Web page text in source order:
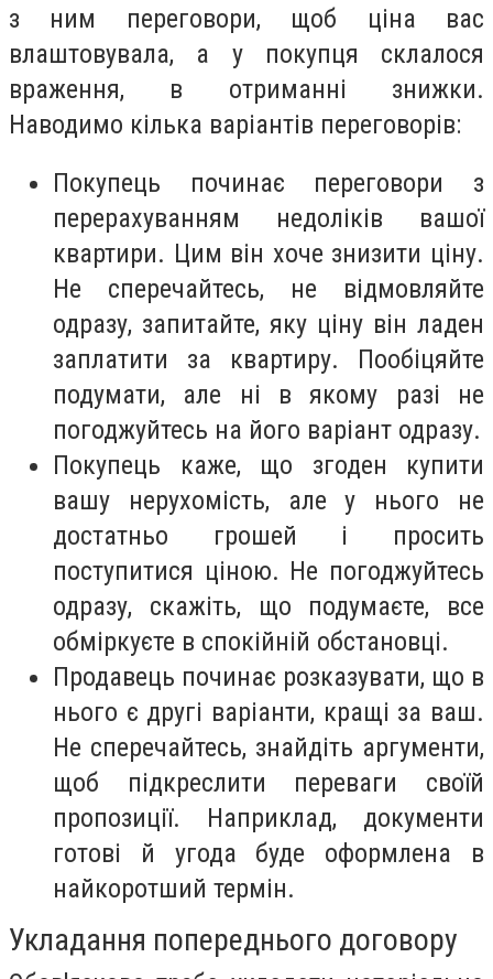
з ним переговори, щоб ціна вас
влаштовувала, а у покупця склалося
враження, в отриманні знижки.
Наводимо кілька варіантів переговорів:
Покупець починає переговори з
перерахуванням недоліків вашої
квартири. Цим він хоче знизити ціну.
Не сперечайтесь, не відмовляйте
одразу, запитайте, яку ціну він ладен
заплатити за квартиру. Пообіцяйте
подумати, але ні в якому разі не
погоджуйтесь на його варіант одразу.
Покупець каже, що згоден купити
вашу нерухомість, але у нього не
достатньо грошей і просить
поступитися ціною. Не погоджуйтесь
одразу, скажіть, що подумаєте, все
обміркуєте в спокійній обстановці.
Продавець починає розказувати, що в
нього є другі варіанти, кращі за ваш.
Не сперечайтесь, знайдіть аргументи,
щоб підкреслити переваги своїй
пропозиції. Наприклад, документи
готові й угода буде оформлена в
найкоротший термін.
Укладання попереднього договору